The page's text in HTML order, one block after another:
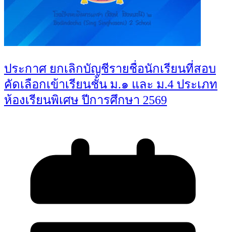
ประกาศ ยกเลิกบัญชีรายชื่อนักเรียนที่สอบ
คัดเลือกเข้าเรียนชั้น ม.๑ และ ม.4 ประเภท
ห้องเรียนพิเศษ ปีการศึกษา 2569